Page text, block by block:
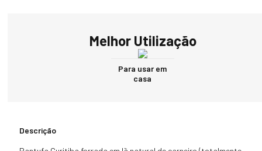
Melhor Utilização
Para usar em
casa
Descrição